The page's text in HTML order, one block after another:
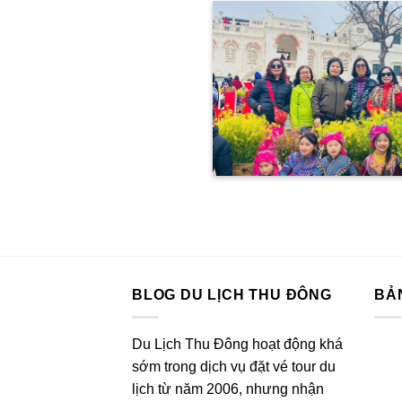
BLOG DU LỊCH THU ĐÔNG
Du Lịch Thu Đông hoạt động khá
sớm trong dịch vụ đặt vé tour du
lịch từ năm 2006, nhưng nhận